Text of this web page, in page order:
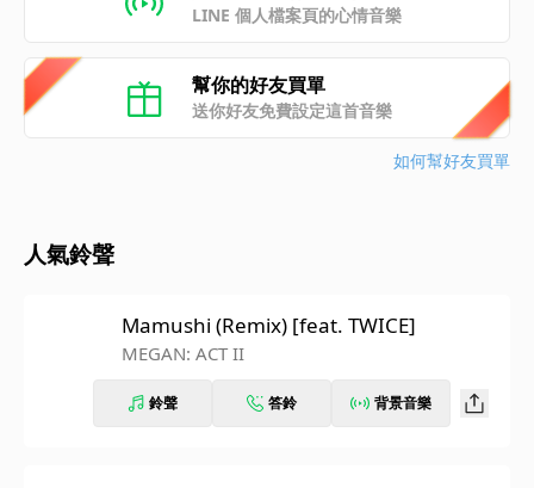
LINE 個人檔案頁的心情音樂
幫你的好友買單
送你好友免費設定這首音樂
如何幫好友買單
人氣鈴聲
Mamushi (Remix) [feat. TWICE]
MEGAN: ACT II
鈴聲 答鈴 背景音樂